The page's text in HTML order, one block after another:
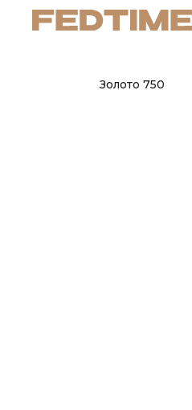
Золото 750